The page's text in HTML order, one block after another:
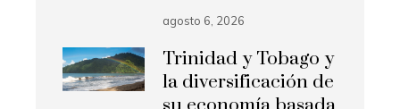
agosto 6, 2026
Trinidad y Tobago y
la diversificación de